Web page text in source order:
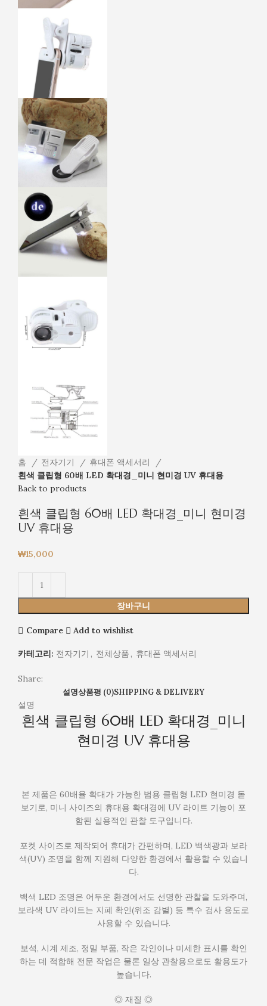
홈 전자기기
휴대폰 액세서리
흰색 클립형 60배 LED 확대경_미니 현미경 UV 휴대용
Back to products
흰색 클립형 60배 LED 확대경_미니 현미경
UV 휴대용
₩15,000
장바구니
Compare Add to wishlist
카테고리: 전자기기 , 전체상품 , 휴대폰 액세서리
Share:
설명상품평 (0)SHIPPING & DELIVERY
설명
흰색 클립형 60배 LED 확대경_미니
현미경 UV 휴대용
본 제품은 60배율 확대가 가능한 범용 클립형 LED 현미경 돋
보기로, 미니 사이즈의 휴대용 확대경에 UV 라이트 기능이 포
함된 실용적인 관찰 도구입니다.
포켓 사이즈로 제작되어 휴대가 간편하며, LED 백색광과 보라
색(UV) 조명을 함께 지원해 다양한 환경에서 활용할 수 있습니
다.
백색 LED 조명은 어두운 환경에서도 선명한 관찰을 도와주며,
보라색 UV 라이트는 지폐 확인(위조 감별) 등 특수 검사 용도로
사용할 수 있습니다.
보석, 시계 제조, 정밀 부품, 작은 각인이나 미세한 표시를 확인
하는 데 적합해 전문 작업은 물론 일상 관찰용으로도 활용도가
높습니다.
◎ 재질 ◎